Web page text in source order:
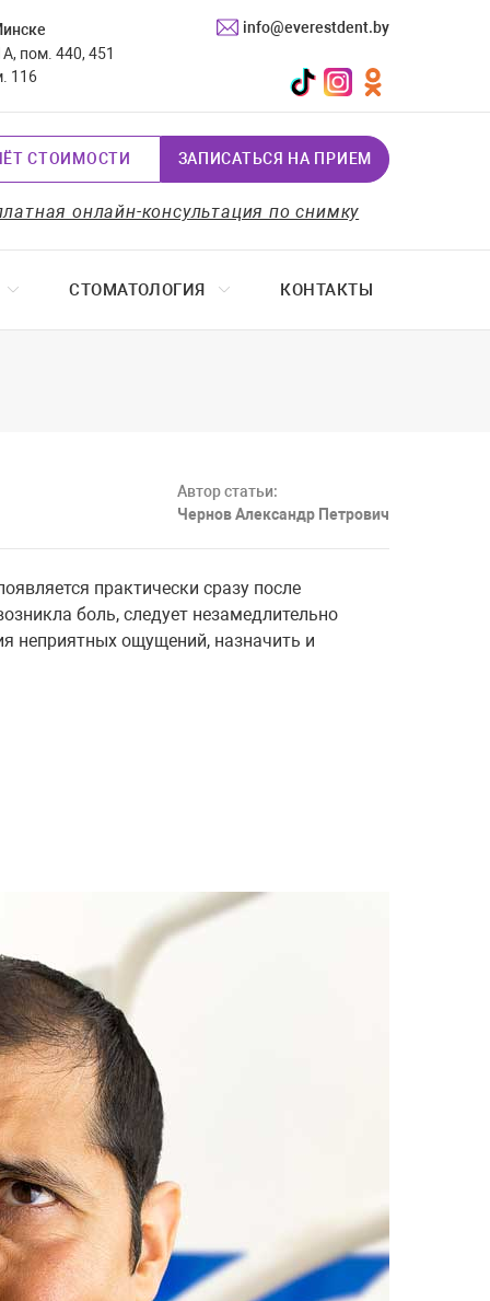
info@everestdent.by
пом. 440, 451
116
TikTokInstagramОдноклассники
СТОИМОСТИ ЗАПИСАТЬСЯ НА ПРИЕМ
онлайн-консультация по снимку
СТОМАТОЛОГИЯ КОНТАКТЫ
Автор статьи:
Чернов Александр Петрович
практически сразу после
боль, следует незамедлительно
неприятных ощущений, назначить и